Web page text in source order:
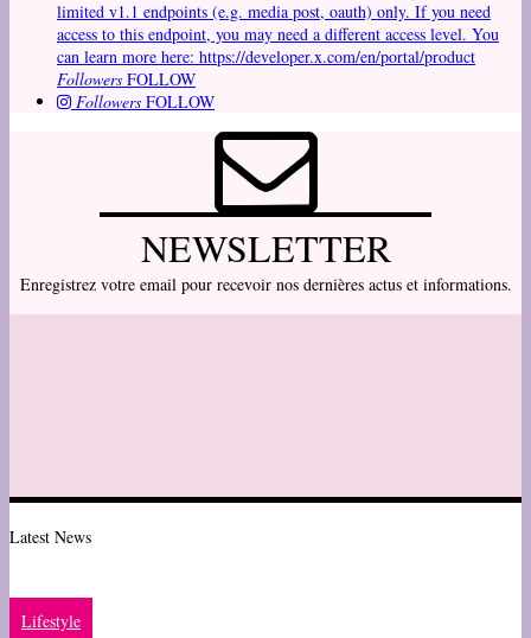
limited v1.1 endpoints (e.g. media post, oauth) only. If you need
access to this endpoint, you may need a different access level. You
can learn more here: https://developer.x.com/en/portal/product
Followers FOLLOW
Followers FOLLOW
NEWSLETTER
Enregistrez votre email pour recevoir nos dernières actus et informations.
Latest News
Lifestyle